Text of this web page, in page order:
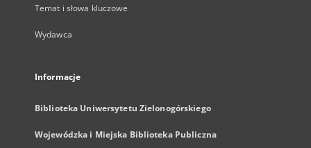
Temat i słowa kluczowe
Wydawca
Informacje
Biblioteka Uniwersytetu Zielonogórskiego
Wojewódzka i Miejska Biblioteka Publiczna